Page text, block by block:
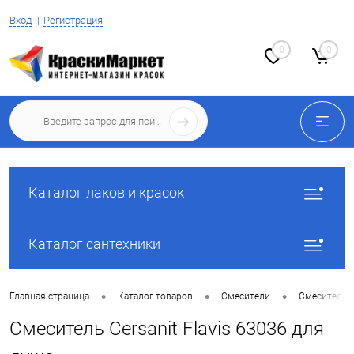
Вход Регистрация
0 0
Каталог лаков и красок
Каталог сантехники
Главная страница • Каталог товаров • Смесители • Смесители
Смеситель Cersanit Flavis 63036 для